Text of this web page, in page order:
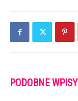
PODOBNE WPISY